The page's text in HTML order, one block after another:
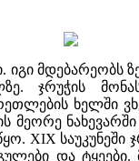
მდებარეობს
ჯრუჭის
ხელში
მეორე
XIX
და